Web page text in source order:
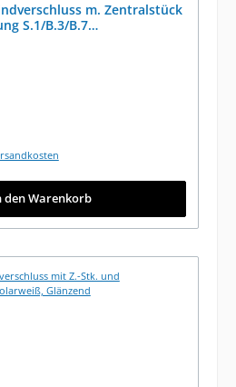
m. Zentralstück
S.1/B.3/B.7
den Warenkorb